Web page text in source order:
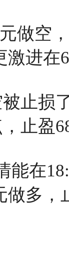
做空
激进在
止损
止盈
能在
做多，